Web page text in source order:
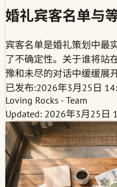
婚礼宾客名单与
宾客名单是婚礼策划中最
了不确定性。关于谁将站
豫和未尽的对话中缓缓展开
已发布:2026年3月25日
Loving Rocks - Team
Updated: 2026年3月25日